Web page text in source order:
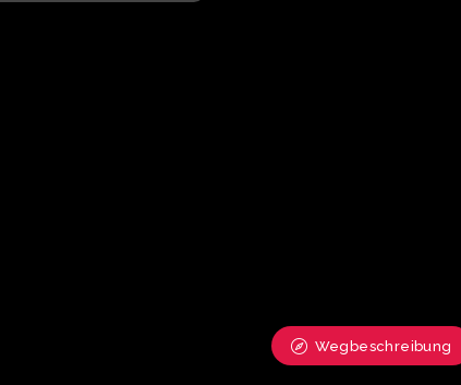
Wegbeschreibung